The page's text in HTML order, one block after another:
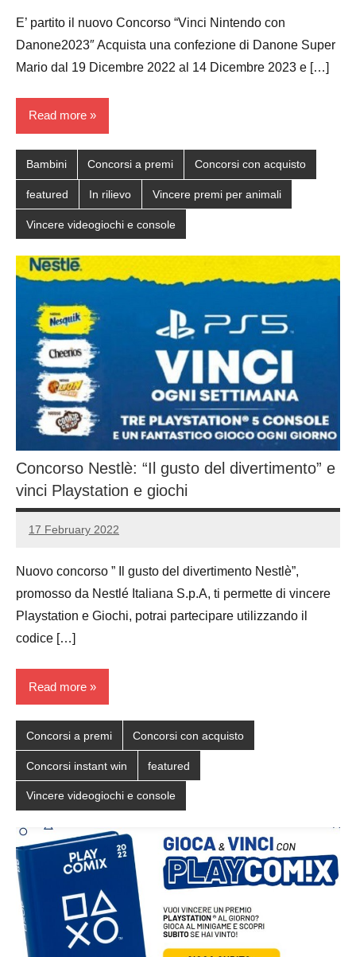
E’ partito il nuovo Concorso “Vinci Nintendo con
Danone2023″ Acquista una confezione di Danone Super
Mario dal 19 Dicembre 2022 al 14 Dicembre 2023 e […]
Read more
Bambini Concorsi a premi Concorsi con acquisto
featured In rilievo Vincere premi per animali
Vincere videogiochi e console
Concorso Nestlè: “Il gusto del divertimento” e
vinci Playstation e giochi
17 February 2022
Luca
No
Nuovo concorso ” Il gusto del divertimento Nestlè”,
promosso da Nestlé Italiana S.p.A, ti permette di vincere
Playstation e Giochi, potrai partecipare utilizzando il
codice […]
Read more
Concorsi a premi Concorsi con acquisto
Concorsi instant win featured
Vincere videogiochi e console